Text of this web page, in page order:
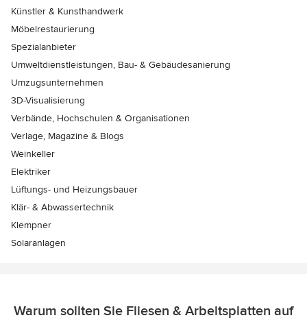
Künstler & Kunsthandwerk
Möbelrestaurierung
Spezialanbieter
Umweltdienstleistungen, Bau- & Gebäudesanierung
Umzugsunternehmen
3D-Visualisierung
Verbände, Hochschulen & Organisationen
Verlage, Magazine & Blogs
Weinkeller
Elektriker
Lüftungs- und Heizungsbauer
Klär- & Abwassertechnik
Klempner
Solaranlagen
Warum sollten Sie Fliesen & Arbeitsplatten auf